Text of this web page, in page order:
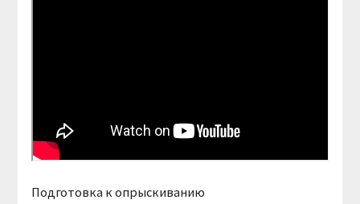
Подготовка к опрыскиванию